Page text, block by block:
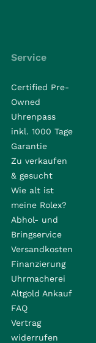
Service
Certified Pre-
Owned
Uhrenpass
inkl. 1000 Tage
Garantie
Zu verkaufen
& gesucht
Wie alt ist
meine Rolex?
Abhol- und
Bringservice
Versandkosten
Finanzierung
Uhrmacherei
Altgold Ankauf
FAQ
Vertrag
widerrufen